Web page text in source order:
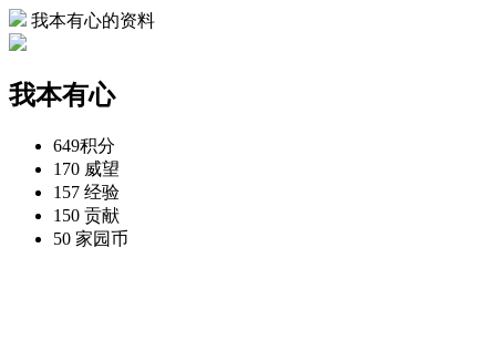
我本有心的资料
我本有心
649积分
170 威望
157 经验
150 贡献
50 家园币